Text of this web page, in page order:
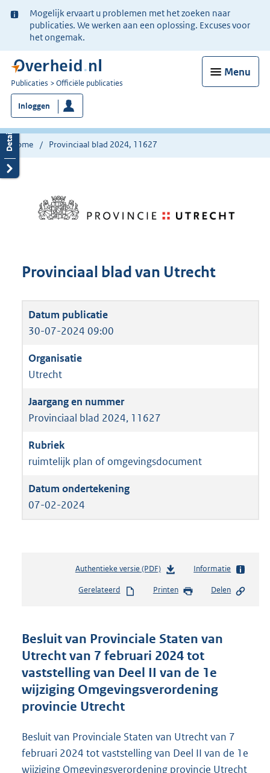
Ter
informatie:
Mogelijk ervaart u problemen met het zoeken naar
publicaties. We werken aan een oplossing. Excuses voor
het ongemak.
Menu
U
bent
nu
hier:
Publicaties Officiële publicaties
Inloggen
Home Provinciaal blad 2024, 11627
Provinciaal blad van Utrecht
30-07-2024 09:00
Utrecht
Provinciaal blad 2024, 11627
ruimtelijk plan of omgevingsdocument
07-02-2024
Authentieke versie (PDF)b
s
n
d
s
g
o
t
:
Informatie
Gerelateerd Printen Delen
Besluit van Provinciale Staten van
Utrecht van 7 februari 2024 tot
vaststelling van Deel II van de 1e
wijziging Omgevingsverordening
provincie Utrecht
Besluit van Provinciale Staten van Utrecht van 7
februari 2024 tot vaststelling van Deel II van de 1e
wijziging Omgevingsverordening provincie Utrecht